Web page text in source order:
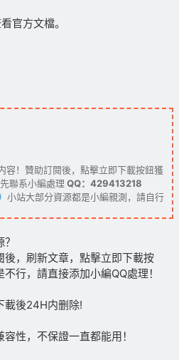
官方文檔。
容！贊助訂閱後，點擊立即下載按鈕獲
聯系小編處理 QQ：429413218
小站大部分資源都是小編親測，請自行
，刷新文章，點擊立即下載按
行，請直接添加小編QQ處理！
載後24H内删除!
性，不保證一直都能用！